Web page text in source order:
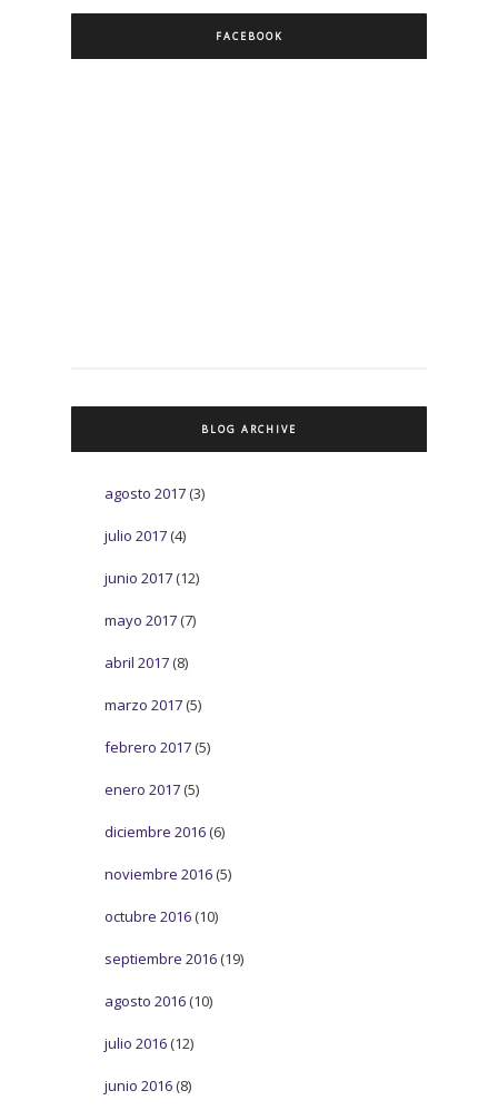
FACEBOOK
BLOG ARCHIVE
agosto 2017 (3)
julio 2017 (4)
junio 2017 (12)
mayo 2017 (7)
abril 2017 (8)
marzo 2017 (5)
febrero 2017 (5)
enero 2017 (5)
diciembre 2016 (6)
noviembre 2016 (5)
octubre 2016 (10)
septiembre 2016 (19)
agosto 2016 (10)
julio 2016 (12)
junio 2016 (8)